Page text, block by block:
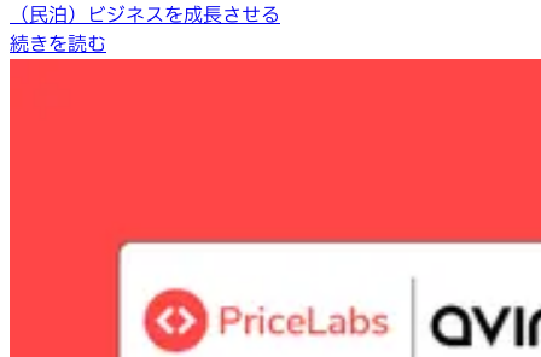
（民泊）ビジネスを成長させる
続きを読む